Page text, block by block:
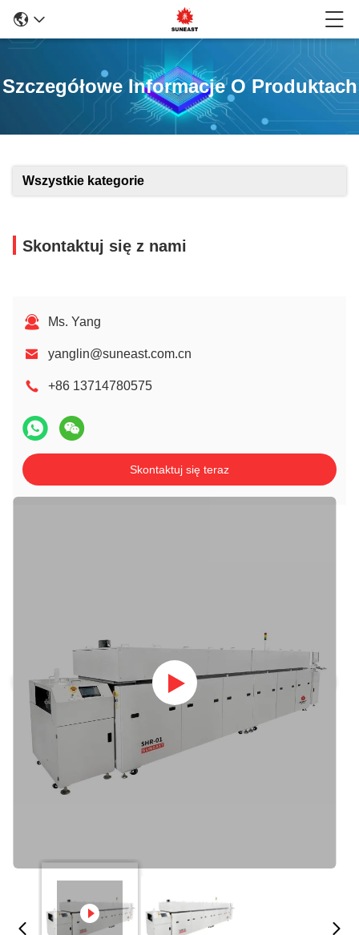
Szczegółowe Informacje O Produktach
Wszystkie kategorie
Skontaktuj się z nami
Ms. Yang
yanglin@suneast.com.cn
+86 13714780575
Skontaktuj się teraz